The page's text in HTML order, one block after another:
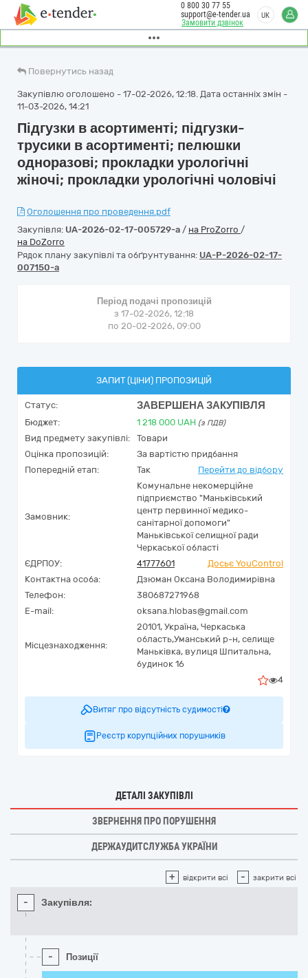
Замовити дзвінок
0 800 30 77 55
support@e-tender.ua
UK
Повернутись назад
Закупівлю оголошено - 17-02-2026, 12:18. Дата останніх змін -
11-03-2026, 14:21
Підгузки в асортименті; підгузки-
трусики в асортименті; пелюшки
одноразові; прокладки урологічні
жіночі; прокладки урологічні чоловічі
Оголошення про проведення.pdf
Закупівля: UA-2026-02-17-005729-a / на ProZorro /
на DoZorro
Рядок плану закупівлі та обґрунтування: UA-P-2026-02-17-
007150-a
Період подачі пропозицій
з 17-02-2026, 12:18
по 20-02-2026, 09:00
ЗАПИТ (ЦІНИ) ПРОПОЗИЦІЙ
Статус: ЗАВЕРШЕНА ЗАКУПІВЛЯ
Бюджет: 1 218 000 UAH (з ПДВ)
Вид предмету закупівлі:
Товари
Оцінка пропозицій:
За вартістю придбання
Попередній етап:
Так Перейти до відбору
Замовник:
Комунальне некомерційне
підприємство "Маньківський
центр первинної медико-
санітарної допомоги"
Маньківської селищної ради
Черкаської області
ЄДРПОУ:
41777601
Досьє YouControl
Контактна особа:
Дзюман Оксана Володимирівна
Телефон:
380687271968
E-mail:
oksana.hlobas@gmail.com
Місцезнаходження:
20101, Україна, Черкаська
область,Уманський р-н, селище
Маньківка, вулиця Шпитальна,
будинок 16
4
Витяг про відсутність судимості
Реєстр корупційних порушників
ДЕТАЛІ ЗАКУПІВЛІ
ЗВЕРНЕННЯ ПРО ПОРУШЕННЯ
ДЕРЖАУДИТСЛУЖБА УКРАЇНИ
+ відкрити всі - закрити всі
- Закупівля:
- Позиції